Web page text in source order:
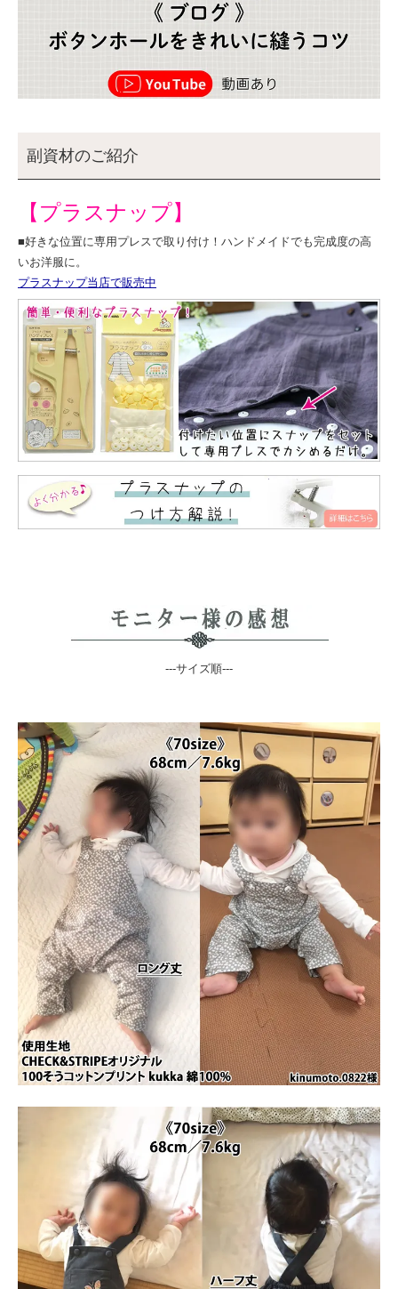
副資材のご紹介
【プラスナップ】
■好きな位置に専用プレスで取り付け！ハンドメイドでも完成度の高
いお洋服に。
プラスナップ当店で販売中
---サイズ順---